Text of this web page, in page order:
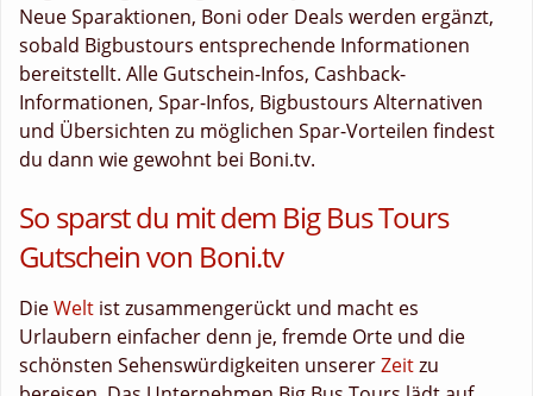
Neue Sparaktionen, Boni oder Deals werden ergänzt,
sobald Bigbustours entsprechende Informationen
bereitstellt. Alle Gutschein-Infos, Cashback-
Informationen, Spar-Infos, Bigbustours Alternativen
und Übersichten zu möglichen Spar-Vorteilen findest
du dann wie gewohnt bei Boni.tv.
So sparst du mit dem Big Bus Tours
Gutschein von Boni.tv
DieWelt ist zusammengerückt und macht es
Urlaubern einfacher denn je, fremde Orte und die
schönsten Sehenswürdigkeiten unsererZeitzu